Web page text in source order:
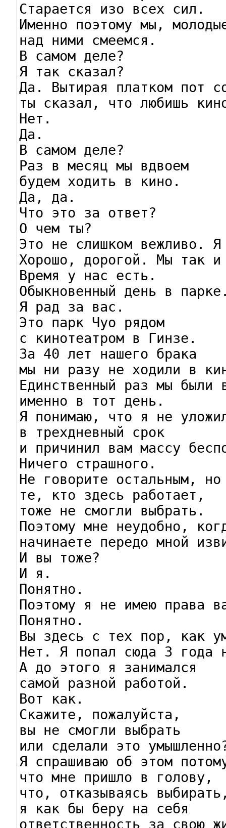
Старается изо всех сил.
Именно поэтому мы,
над ними смеемся.
В самом деле?
Я так сказал?
Да. Вытирая платком пот
ты сказал, что любишь
Нет.
Да.
В самом деле?
Раз в месяц мы вдвоем
будем ходить в кино.
Да, да.
Что это за ответ?
О чем ты?
Это не слишком вежливо.
Хорошо, дорогой. Мы так и
Время у нас есть.
Обыкновенный день в
Я рад за вас.
Это парк Чуо рядом
с кинотеатром в Гинзе.
За 40 лет нашего брака
мы ни разу не ходили в
Единственный раз мы были
именно в тот день.
Я понимаю, что я не
в трехдневный срок
и причинил вам массу
Ничего страшного.
Не говорите остальным, но
те, кто здесь работает,
тоже не смогли выбрать.
Поэтому мне неудобно,
начинаете передо мной
И вы тоже?
И я.
Понятно.
Поэтому я не имею права
Понятно.
Вы здесь с тех пор, как
Нет. Я попал сюда 3 года
А до этого я занимался
самой разной работой.
Вот как.
Скажите, пожалуйста,
вы не смогли выбрать
или сделали это
Я спрашиваю об этом
что мне пришло в голову,
что, отказываясь
я как бы беру на себя
ответственность за свою